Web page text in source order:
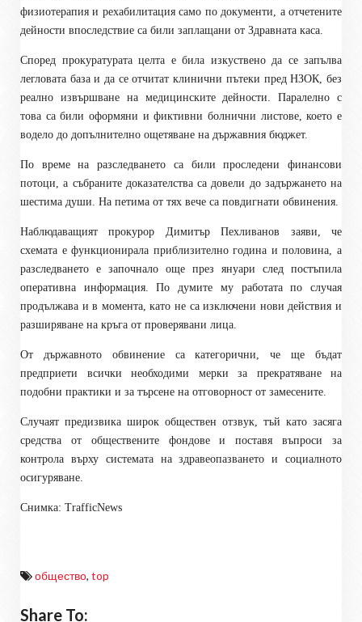
физиотерапия и рехабилитация само по документи, а отчетените
дейности впоследствие са били заплащани от Здравната каса.
Според прокуратурата целта е била изкуствено да се запълва
легловата база и да се отчитат клинични пътеки пред НЗОК, без
реално извършване на медицинските дейности. Паралелно с
това са били оформяни и фиктивни болнични листове, което е
водело до допълнително ощетяване на държавния бюджет.
По време на разследването са били проследени финансови
потоци, а събраните доказателства са довели до задържането на
шестима души. На петима от тях вече са повдигнати обвинения.
Наблюдаващият прокурор Димитър Пехливанов заяви, че
схемата е функционирала приблизително година и половина, а
разследването е започнало още през януари след постъпила
оперативна информация. По думите му работата по случая
продължава и в момента, като не са изключени нови действия и
разширяване на кръга от проверявани лица.
От държавното обвинение са категорични, че ще бъдат
предприети всички необходими мерки за прекратяване на
подобни практики и за търсене на отговорност от замесените.
Случаят предизвика широк обществен отзвук, тъй като засяга
средства от обществените фондове и поставя въпроси за
контрола върху системата на здравеопазването и социалното
осигуряване.
Снимка: TrafficNews
общество, top
Share To: